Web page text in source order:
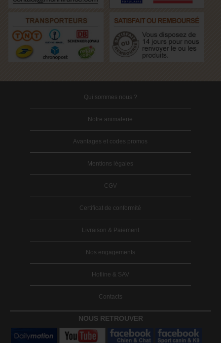
Qui sommes nous ?
Notre animalerie
Avantages et codes promos
Mentions légales
CGV
Certificat de conformité
Livraison & Paiement
Nos engagements
Hotline & SAV
Contacts
NOUS RETROUVER